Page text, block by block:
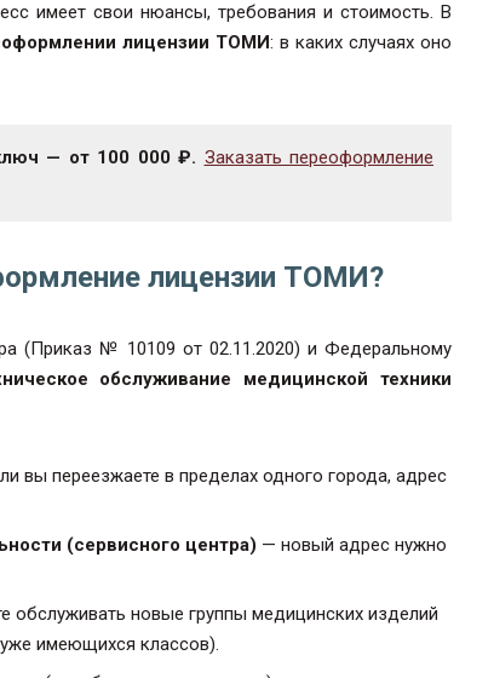
имеет свои нюансы, требования и стоимость. В
лицензии ТОМИ: в каких случаях оно
— от 100 000 ₽. Заказать переоформление
лицензии ТОМИ?
(Приказ № 10109 от 02.11.2020) и Федеральному
обслуживание медицинской техники
вы переезжаете в пределах одного города, адрес
(сервисного центра) — новый адрес нужно
обслуживать новые группы медицинских изделий
имеющихся классов).